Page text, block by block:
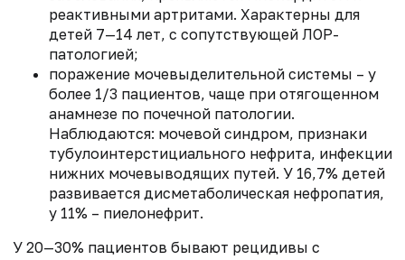
реактивными артритами. Характерны для
детей 7—14 лет, с сопутствующей ЛОР-
патологией;
поражение мочевыделительной системы – у
более 1/3 пациентов, чаще при отягощенном
анамнезе по почечной патологии.
Наблюдаются: мочевой синдром, признаки
тубулоинтерстициального нефрита, инфекции
нижних мочевыводящих путей. У 16,7% детей
развивается дисметаболическая нефропатия,
у 11% – пиелонефрит.
У 20—30% пациентов бывают рецидивы с